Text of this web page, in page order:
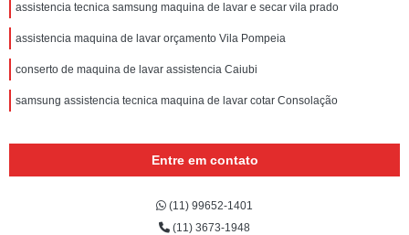
assistencia tecnica samsung maquina de lavar e secar vila prado
assistencia maquina de lavar orçamento Vila Pompeia
conserto de maquina de lavar assistencia Caiubi
samsung assistencia tecnica maquina de lavar cotar Consolação
Entre em contato
(11) 99652-1401
(11) 3673-1948